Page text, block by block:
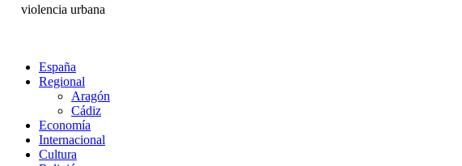
violencia urbana
España
Regional
Aragón
Cádiz
Economía
Internacional
Cultura